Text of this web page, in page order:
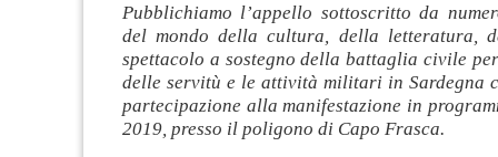
Pubblichiamo l’appello sottoscritto da
del mondo della cultura, della letteratura,
spettacolo a sostegno della battaglia civile
delle servitù e le attività militari in Sardegna
partecipazione alla manifestazione in
2019, presso il poligono di Capo Frasca.